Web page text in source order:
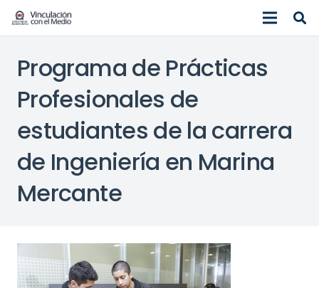
Programa de Prácticas
Profesionales de
estudiantes de la carrera
de Ingeniería en Marina
Mercante